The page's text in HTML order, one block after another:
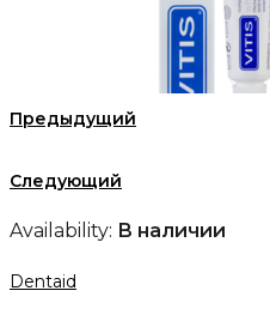
Предыдущий
Следующий
Availability: В наличии
Dentaid